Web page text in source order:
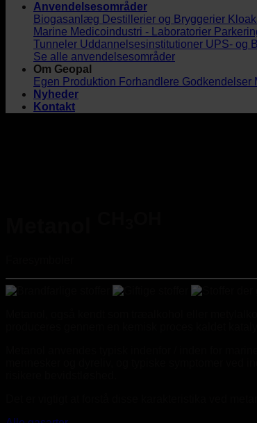
Anvendelsesområder
Biogasanlæg Destillerier og Bryggerier
Marine Medicoindustri - Laboratorier
Tunneler Uddannelsesinstitutioner UPS- og
Se alle anvendelsesområder
Om Geopal
Egen Produktion Forhandlere Godkendelser
Nyheder
Kontakt